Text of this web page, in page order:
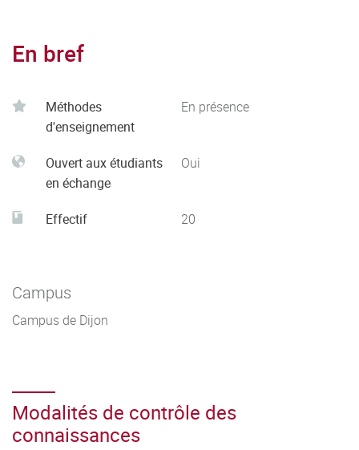
En bref
Méthodes
d'enseignement
En présence
Ouvert aux étudiants
en échange
Oui
Effectif 20
Campus
Campus de Dijon
Modalités de contrôle des
connaissances